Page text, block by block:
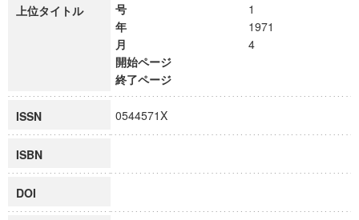
上位タイトル
号
1
年
1971
月
4
開始ページ
終了ページ
ISSN 0544571X
ISBN
DOI